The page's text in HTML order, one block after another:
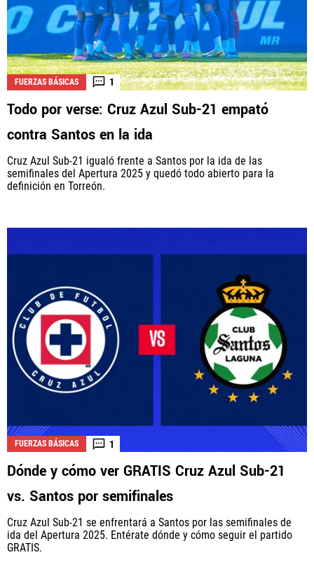
FUERZAS BÁSICAS 1
Todo por verse: Cruz Azul Sub-21 empató
contra Santos en la ida
Cruz Azul Sub-21 igualó frente a Santos por la ida de las
semifinales del Apertura 2025 y quedó todo abierto para la
definición en Torreón.
FUERZAS BÁSICAS 1
Dónde y cómo ver GRATIS Cruz Azul Sub-21
vs. Santos por semifinales
Cruz Azul Sub-21 se enfrentará a Santos por las semifinales de
ida del Apertura 2025. Entérate dónde y cómo seguir el partido
GRATIS.